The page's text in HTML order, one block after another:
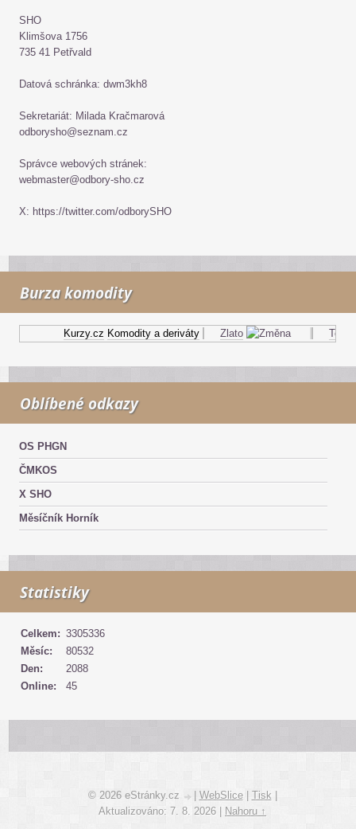
SHO
Klimšova 1756
735 41 Petřvald
Datová schránka: dwm3kh8
Sekretariát: Milada Kračmarová
odborysho@seznam.cz
Správce webových stránek:
webmaster@odbory-sho.cz
X: https://twitter.com/odborySHO
Burza komodity
Kurzy.cz Komodity a deriváty Zlato
Oblíbené odkazy
OS PHGN
ČMKOS
X SHO
Měsíčník Horník
Statistiky
Online: 45
Celkem: 3305336
Měsíc:
80532
Den:
2088
© 2026 eStránky.cz | WebSlice | Tisk |
Aktualizováno: 7. 8. 2026 | Nahoru ↑